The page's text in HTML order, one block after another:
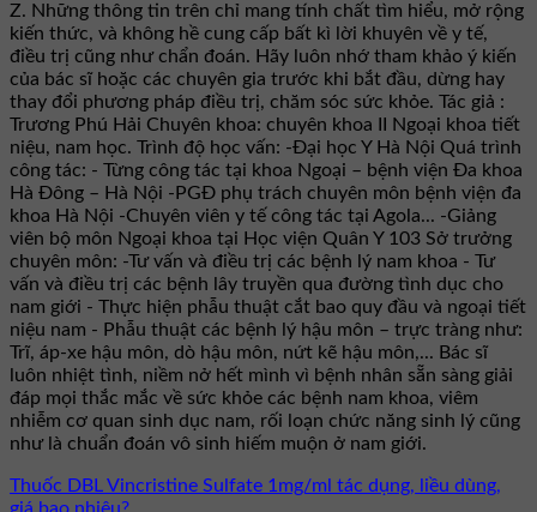
Z. Những thông tin trên chỉ mang tính chất tìm hiểu, mở rộng
kiến thức, và không hề cung cấp bất kì lời khuyên về y tế,
điều trị cũng như chẩn đoán. Hãy luôn nhớ tham khảo ý kiến
của bác sĩ hoặc các chuyên gia trước khi bắt đầu, dừng hay
thay đổi phương pháp điều trị, chăm sóc sức khỏe. Tác giả :
Trương Phú Hải Chuyên khoa: chuyên khoa II Ngoại khoa tiết
niệu, nam học. Trình độ học vấn: -Đại học Y Hà Nội Quá trình
công tác: - Từng công tác tại khoa Ngoại – bệnh viện Đa khoa
Hà Đông – Hà Nội -PGĐ phụ trách chuyên môn bệnh viện đa
khoa Hà Nội -Chuyên viên y tế công tác tại Agola... -Giảng
viên bộ môn Ngoại khoa tại Học viện Quân Y 103 Sở trưởng
chuyên môn: -Tư vấn và điều trị các bệnh lý nam khoa - Tư
vấn và điều trị các bệnh lây truyền qua đường tình dục cho
nam giới - Thực hiện phẫu thuật cắt bao quy đầu và ngoại tiết
niệu nam - Phẫu thuật các bệnh lý hậu môn – trực tràng như:
Trĩ, áp-xe hậu môn, dò hậu môn, nứt kẽ hậu môn,... Bác sĩ
luôn nhiệt tình, niềm nở hết mình vì bệnh nhân sẵn sàng giải
đáp mọi thắc mắc về sức khỏe các bệnh nam khoa, viêm
nhiễm cơ quan sinh dục nam, rối loạn chức năng sinh lý cũng
như là chuẩn đoán vô sinh hiếm muộn ở nam giới.
Thuốc DBL Vincristine Sulfate 1mg/ml tác dụng, liều dùng,